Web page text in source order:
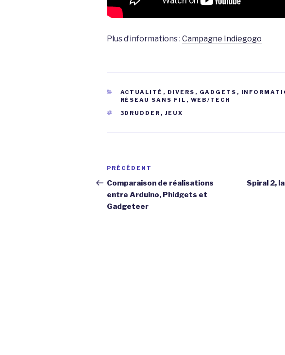
Plus d’informations : Campagne Indiegogo
CATÉGORIES
ACTUALITÉ , DIVERS , GADGETS ,
RÉSEAU SANS FIL , WEB/TECH
ÉTIQUETTES
3DRUDDER , JEUX
Navigation
de
l’article
Article
précédent
PRÉCÉDENT
Comparaison de réalisations
entre Arduino, Phidgets et
Gadgeteer
Spiral 2,